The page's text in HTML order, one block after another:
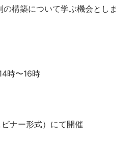
構築について学ぶ機会としま
時〜16時
ナー形式）にて開催